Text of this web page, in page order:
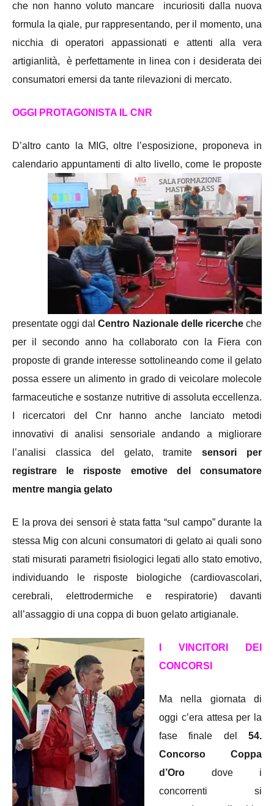
che non hanno voluto mancare incuriositi dalla nuova
formula la qiale, pur rappresentando, per il momento, una
nicchia di operatori appassionati e attenti alla vera
artigianlità, è perfettamente in linea con i desiderata dei
consumatori emersi da tante rilevazioni di mercato.
OGGI PROTAGONISTA IL CNR
D’altro canto la MIG, oltre l’esposizione, proponeva in
calendario appuntamenti di alto livello,come le proposte
presentate oggi dalCentro Nazionale delle ricercheche
per il secondo anno ha collaborato con la Fiera con
proposte di grande interesse sottolineando come il gelato
possa essere un alimento in grado di veicolare molecole
farmaceutiche e sostanze nutritive di assoluta eccellenza.
I ricercatori del Cnr hanno anche lanciato metodi
innovativi di analisi sensoriale andando a migliorare
l’analisi classica del gelato, tramitesensori per
registrare le risposte emotive del consumatore
mentre mangia gelato
E la prova dei sensori è stata fatta “sul campo” durante la
stessa Mig con alcuni consumatori di gelato ai quali sono
stati misurati parametri fisiologici legati allo stato emotivo,
individuando le risposte biologiche (cardiovascolari,
cerebrali, elettrodermiche e respiratorie) davanti
all’assaggio di una coppa di buon gelato artigianale.
I VINCITORI DEI
CONCORSI
Ma nella giornata di
oggi c’era attesa per la
fase finale del 54.
Concorso Coppa
d’Oro dove i
concorrenti si